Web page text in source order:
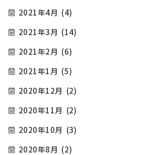
2021年4月 (4)
2021年3月 (14)
2021年2月 (6)
2021年1月 (5)
2020年12月 (2)
2020年11月 (2)
2020年10月 (3)
2020年8月 (2)